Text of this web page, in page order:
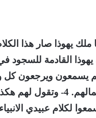
القادمة للسجود
تتكلم به اليهم لا تنقص كلمة. 3-
الشر الذي قصدت أن اصنعه بهم من
شريعتي التي جعلتها امامكم. 5- لتسمعوا